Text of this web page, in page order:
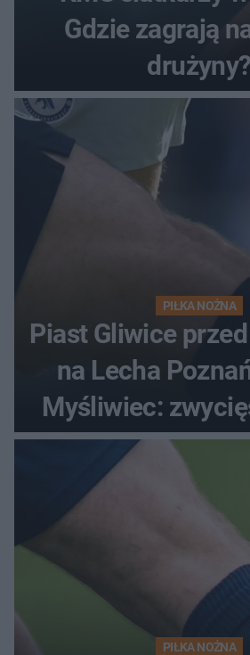
Gdzie zagrają
drużyny?
PIŁKA NOŻNA
Piast Gliwice
na Lecha
Myśliwiec:
PIŁKA NOŻNA